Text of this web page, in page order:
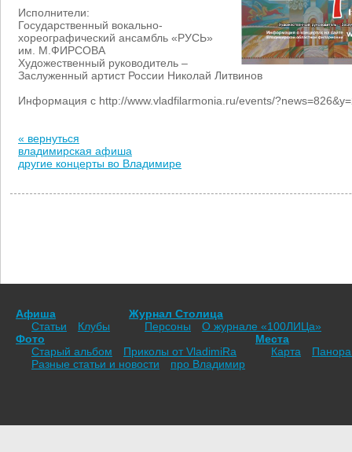
Исполнители:
Государственный вокально-
хореографический ансамбль «РУСЬ»
им. М.ФИРСОВА
Художественный руководитель –
Заслуженный артист России Николай Литвинов
Информация с http://www.vladfilarmonia.ru/events/
« вернуться
владимирская афиша
другие концерты во Владимире
Афиша
Статьи
Клубы
Журнал Столица
Персоны
О журнале «100ЛИЦа»
Фото
Старый альбом
Приколы от VladimiRа
Места
Карта
Разные статьи и новости
про Владимир